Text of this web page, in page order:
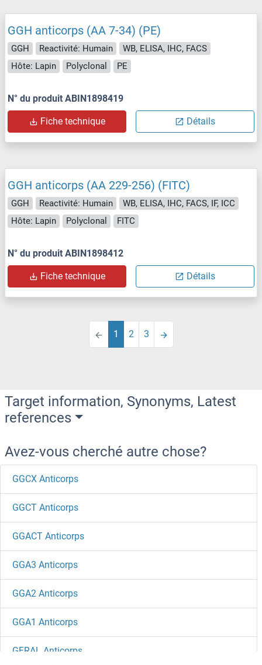
GGH anticorps (AA 7-34) (PE)
GGH Reactivité: Humain
WB, ELISA, IHC, FACS
Hôte: Lapin
Polyclonal PE
N° du produit ABIN1898419
Fiche technique Détails
GGH anticorps (AA 229-256) (FITC)
GGH Reactivité: Humain
WB, ELISA, IHC, FACS, IF, ICC
Hôte: Lapin
Polyclonal FITC
N° du produit ABIN1898412
Fiche technique Détails
1 2 3
Target information, Synonyms, Latest
references
Avez-vous cherché autre chose?
GGCX Anticorps
GGCT Anticorps
GGACT Anticorps
GGA3 Anticorps
GGA2 Anticorps
GGA1 Anticorps
GFRAL Anticorps